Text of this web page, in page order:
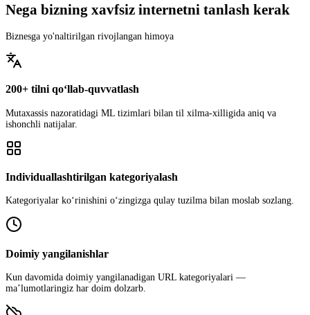
Nega bizning xavfsiz internetni tanlash kerak
Biznesga yo'naltirilgan rivojlangan himoya
200+ tilni qo‘llab‑quvvatlash
Mutaxassis nazoratidagi ML tizimlari bilan til xilma‑xilligida aniq va
ishonchli natijalar.
Individuallashtirilgan kategoriyalash
Kategoriyalar ko‘rinishini o‘zingizga qulay tuzilma bilan moslab sozlang.
Doimiy yangilanishlar
Kun davomida doimiy yangilanadigan URL kategoriyalari —
ma’lumotlaringiz har doim dolzarb.